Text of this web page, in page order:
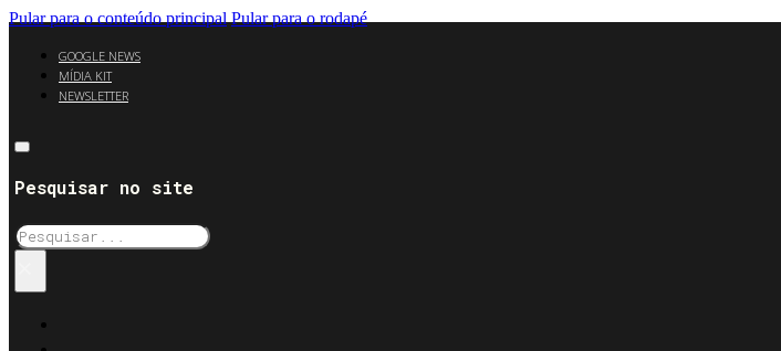
Pular para o conteúdo principal Pular para o rodapé
GOOGLE NEWS
MÍDIA KIT
NEWSLETTER
Pesquisar no site
Pesquisar